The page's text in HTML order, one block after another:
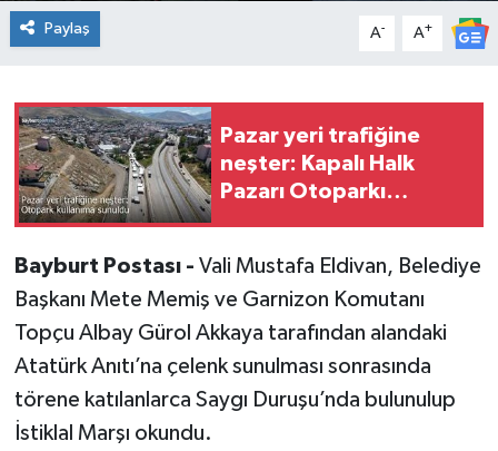
Paylaş A- A+
Pazar yeri trafiğine
neşter: Kapalı Halk
Pazarı Otoparkı
Bayburt Postası - Vali Mustafa Eldivan, Belediye
Başkanı Mete Memiş ve Garnizon Komutanı
Topçu Albay Gürol Akkaya tarafından alandaki
Atatürk Anıtı’na çelenk sunulması sonrasında
törene katılanlarca Saygı Duruşu’nda bulunulup
İstiklal Marşı okundu.